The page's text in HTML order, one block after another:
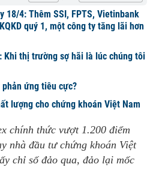
18/4: Thêm SSI, FPTS, Vietinbank
quý 1, một công ty tăng lãi hơn
Khi thị trường sợ hãi là lúc chúng tôi
ứng tiêu cực?
lượng cho chứng khoán Việt Nam
chính thức vượt 1.200 điểm
nhà đầu tư chứng khoán Việt
chỉ số đảo qua, đảo lại mốc